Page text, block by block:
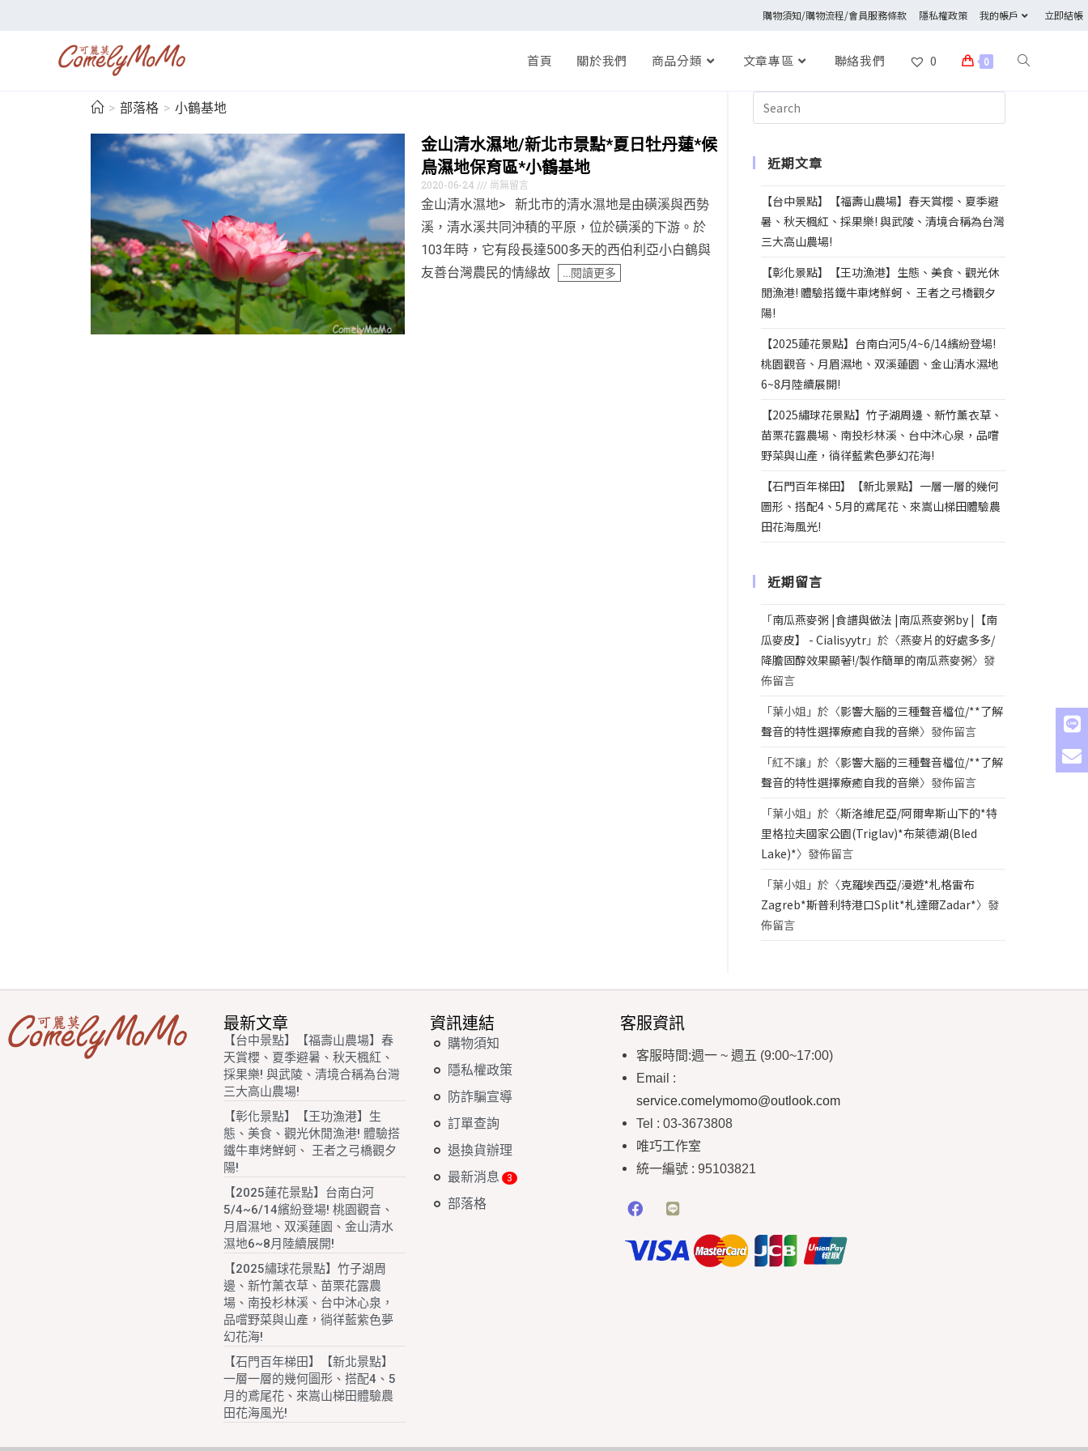
購物須知/購物流程/會員服務條款 隱私權政策 我的帳戶 立即結帳
首頁 關於我們 商品分類 文章專區 聯絡我們 0 0
> 部落格 > 小鶴基地
金山清水濕地/新北市景點*夏日牡丹蓮*候
鳥濕地保育區*小鶴基地
2020-06-24 尚無留言
金山清水濕地> 新北市的清水濕地是由磺溪與西勢
溪，清水溪共同沖積的平原，位於磺溪的下游。於
103年時，它有段長達500多天的西伯利亞小白鶴與
友善台灣農民的情緣故
…閱讀更多
近期文章
【台中景點】【福壽山農場】春天賞櫻、夏季避
暑、秋天楓紅、採果樂! 與武陵、清境合稱為台灣
三大高山農場!
【彰化景點】【王功漁港】生態、美食、觀光休
閒漁港! 體驗搭鐵牛車烤鮮蚵、 王者之弓橋觀夕
陽!
【2025蓮花景點】台南白河5/4~6/14繽紛登場!
桃園觀音、月眉濕地、双溪蓮園、金山清水濕地
6~8月陸續展開!
【2025繡球花景點】竹子湖周邊、新竹薰衣草、
苗栗花露農場、南投杉林溪、台中沐心泉，品嚐
野菜與山產，徜徉藍紫色夢幻花海!
【石門百年梯田】【新北景點】一層一層的幾何
圖形、搭配4、5月的鳶尾花、來嵩山梯田體驗農
田花海風光!
近期留言
「南瓜燕麥粥 |食譜與做法 |南瓜燕麥粥by |【南
瓜麥皮】 - Cialisyytr 」於〈燕麥片的好處多多/
降膽固醇效果顯著!/製作簡單的南瓜燕麥粥〉發
佈留言
「葉小姐 」於〈影響大腦的三種聲音檔位/**了解
聲音的特性選擇療癒自我的音樂〉發佈留言
「紅不讓 」於〈影響大腦的三種聲音檔位/**了解
聲音的特性選擇療癒自我的音樂〉發佈留言
「葉小姐 」於〈斯洛維尼亞/阿爾卑斯山下的*特
里格拉夫國家公園(Triglav)*布萊德湖(Bled
Lake)*〉發佈留言
「葉小姐 」於〈克羅埃西亞/漫遊*札格雷布
Zagreb*斯普利特港口Split*札達爾Zadar*〉發
佈留言
最新文章
【台中景點】【福壽山農場】春
天賞櫻、夏季避暑、秋天楓紅、
採果樂! 與武陵、清境合稱為台灣
三大高山農場!
【彰化景點】【王功漁港】生
態、美食、觀光休閒漁港! 體驗搭
鐵牛車烤鮮蚵、 王者之弓橋觀夕
陽!
【2025蓮花景點】台南白河
5/4~6/14繽紛登場! 桃園觀音、
月眉濕地、双溪蓮園、金山清水
濕地6~8月陸續展開!
【2025繡球花景點】竹子湖周
邊、新竹薰衣草、苗栗花露農
場、南投杉林溪、台中沐心泉，
品嚐野菜與山產，徜徉藍紫色夢
幻花海!
【石門百年梯田】【新北景點】
一層一層的幾何圖形、搭配4、5
月的鳶尾花、來嵩山梯田體驗農
田花海風光!
資訊連結
購物須知
隱私權政策
防詐騙宣導
訂單查詢
退換貨辦理
最新消息
部落格
客服資訊
客服時間:週一 ~ 週五 (9:00~17:00)
Email :
service.comelymomo@outlook.com
Tel : 03-3673808
唯巧工作室
統一編號 : 95103821